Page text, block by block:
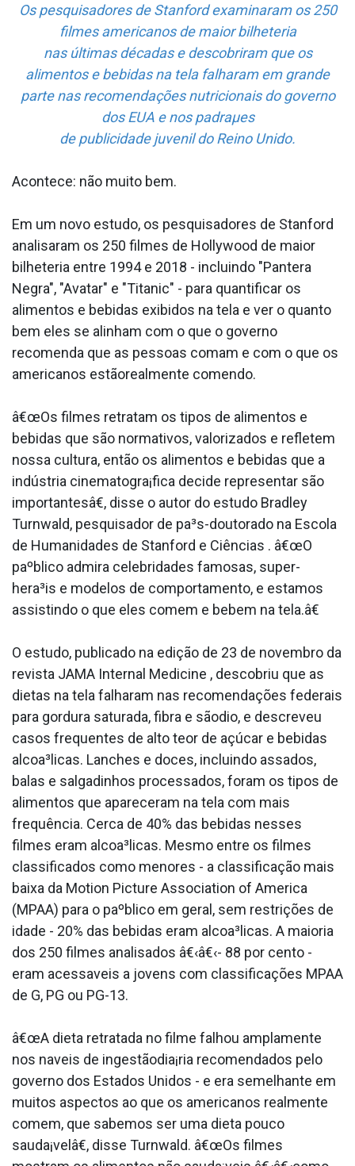
Os pesquisadores de Stanford examinaram os 250
filmes americanos de maior bilheteria
nas últimas décadas e descobriram que os
alimentos e bebidas na tela falharam em grande
parte nas recomendações nutricionais do governo
dos EUA e nos padraµes
de publicidade juvenil do Reino Unido.
Acontece: não muito bem.
Em um novo estudo, os pesquisadores de Stanford
analisaram os 250 filmes de Hollywood de maior
bilheteria entre 1994 e 2018 - incluindo "Pantera
Negra", "Avatar" e "Titanic" - para quantificar os
alimentos e bebidas exibidos na tela e ver o quanto
bem eles se alinham com o que o governo
recomenda que as pessoas comam e com o que os
americanos estãorealmente comendo.
â€œOs filmes retratam os tipos de alimentos e
bebidas que são normativos, valorizados e refletem
nossa cultura, então os alimentos e bebidas que a
indústria cinematogra¡fica decide representar são
importantesâ€, disse o autor do estudo Bradley
Turnwald, pesquisador de pa³s-doutorado na Escola
de Humanidades de Stanford e Ciências . â€œO
paºblico admira celebridades famosas, super-
hera³is e modelos de comportamento, e estamos
assistindo o que eles comem e bebem na tela.â€
O estudo, publicado na edição de 23 de novembro da
revista JAMA Internal Medicine , descobriu que as
dietas na tela falharam nas recomendações federais
para gordura saturada, fibra e sãodio, e descreveu
casos frequentes de alto teor de açúcar e bebidas
alcoa³licas. Lanches e doces, incluindo assados,
balas e salgadinhos processados, foram os tipos de
alimentos que apareceram na tela com mais
frequência. Cerca de 40% das bebidas nesses
filmes eram alcoa³licas. Mesmo entre os filmes
classificados como menores - a classificação mais
baixa da Motion Picture Association of America
(MPAA) para o paºblico em geral, sem restrições de
idade - 20% das bebidas eram alcoa³licas. A maioria
dos 250 filmes analisados â€‹â€‹- 88 por cento -
eram acessa­veis a jovens com classificações MPAA
de G, PG ou PG-13.
â€œA dieta retratada no filme falhou amplamente
nos na­veis de ingestãodia¡ria recomendados pelo
governo dos Estados Unidos - e era semelhante em
muitos aspectos ao que os americanos realmente
comem, que sabemos ser uma dieta pouco
sauda¡velâ€, disse Turnwald. â€œOs filmes